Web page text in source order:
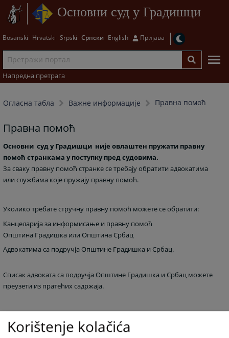
Основни суд у Градишци
Bosanski Hrvatski Srpski Српски English Пријава
Напредна претрага
Огласна табла Важне информације Правна помоћ
Правна помоћ
Основни суд у Градишци није овлаштен пружати правну
помоћ странкама у поступку пред судовима.
За сваку правну помоћ странке се требају обратити адвокатима
или службама које пружају правну помоћ.
Уколико требате стручну правну помоћ можете се обратити:
Канцеларија за информисање и правну помоћ
Општина Градишка или Општина Србац
Адвокатима са подручја Општине Градишка и Србац.
Списак адвоката са подручја Општине Градишка и Србац можете
преузети из пратећих садржаја.
Korištenje kolačića